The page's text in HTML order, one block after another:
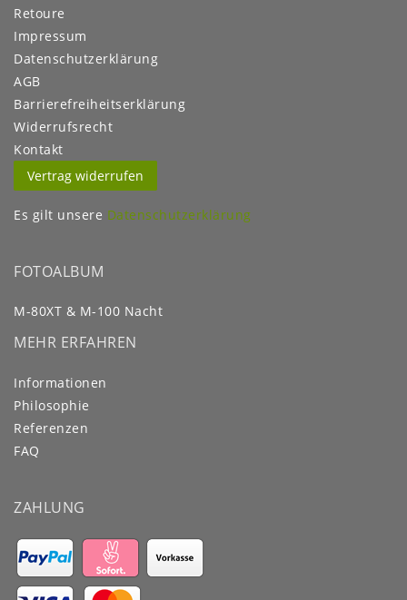
Retoure
Impressum
Daten­schutz­erklärung
AGB
Barrierefreiheitserklärung
Widerrufs­recht
Kontakt
Vertrag widerrufen
Es gilt unsere Datenschutzerklärung
FOTOALBUM
M-80XT & M-100 Nacht
MEHR ERFAHREN
Informationen
Philosophie
Referenzen
FAQ
ZAHLUNG